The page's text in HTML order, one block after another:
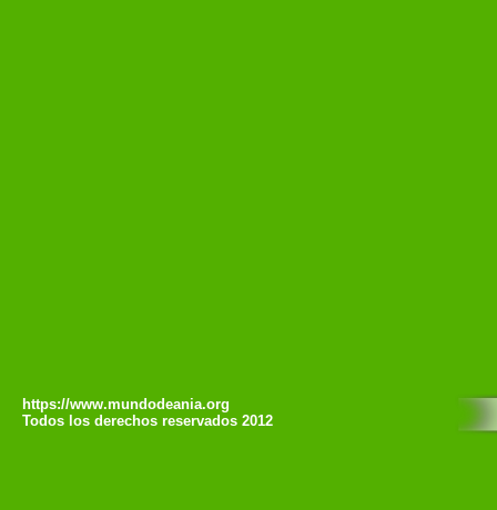
https://www.mundodeania.org
Todos los derechos reservados 2012